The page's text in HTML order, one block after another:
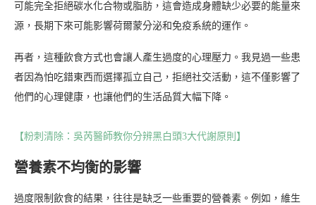
可能完全拒絕碳水化合物或脂肪，這會造成身體缺少必要的能量來
源，長期下來可能影響荷爾蒙分泌和免疫系統的運作。
再者，這種飲食方式也會讓人產生過度的心理壓力。我見過一些患
者因為怕吃錯東西而選擇孤立自己，拒絕社交活動，這不僅影響了
他們的心理健康，也讓他們的生活品質大幅下降。
【粉刺清除：吳芮醫師教你分辨黑白頭3大代謝原則】
營養素不均衡的影響
過度限制飲食的結果，往往是缺乏一些重要的營養素。例如，維生